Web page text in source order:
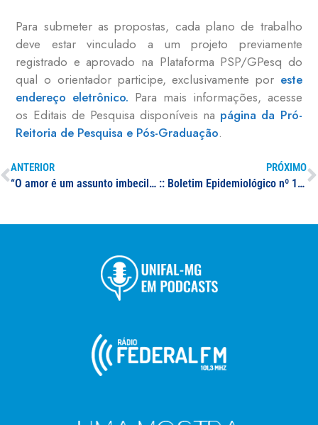
Para submeter as propostas, cada plano de trabalho
deve estar vinculado a um projeto previamente
registrado e aprovado na Plataforma PSP/GPesq do
qual o orientador participe, exclusivamente por este
endereço eletrônico. Para mais informações, acesse
os Editais de Pesquisa disponíveis na página da Pró-
Reitoria de Pesquisa e Pós-Graduação.
ANTERIOR
“O amor é um assunto imbecil & outros poemas taquigráficos” – Eloésio Paulo
PRÓXIMO
:: Boletim Epidemiológico nº 14 – 22/03/2021 – Situação epidêmica da Covid-19 em Minas Gerais e no sul de Minas Gerais